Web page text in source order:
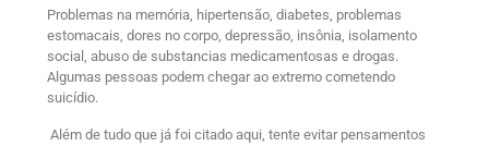
Problemas na memória, hipertensão, diabetes, problemas
estomacais, dores no corpo, depressão, insônia, isolamento
social, abuso de substancias medicamentosas e drogas.
Algumas pessoas podem chegar ao extremo cometendo
suicídio.
Além de tudo que já foi citado aqui, tente evitar pensamentos